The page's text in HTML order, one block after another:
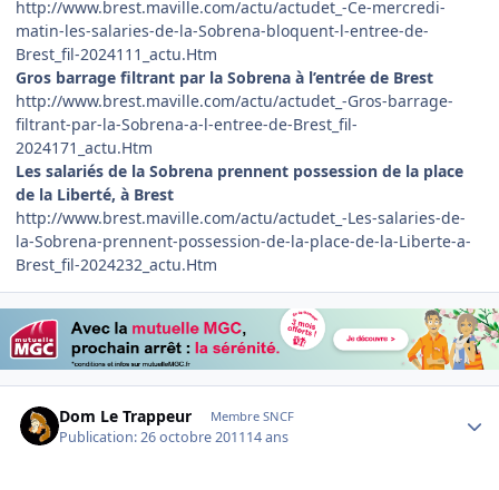
http://www.brest.maville.com/actu/actudet_-Ce-mercredi-
matin-les-salaries-de-la-Sobrena-bloquent-l-entree-de-
Brest_fil-2024111_actu.Htm
Gros barrage filtrant par la Sobrena à l’entrée de Brest
http://www.brest.maville.com/actu/actudet_-Gros-barrage-
filtrant-par-la-Sobrena-a-l-entree-de-Brest_fil-
2024171_actu.Htm
Les salariés de la Sobrena prennent possession de la place
de la Liberté, à Brest
http://www.brest.maville.com/actu/actudet_-Les-salaries-de-
la-Sobrena-prennent-possession-de-la-place-de-la-Liberte-a-
Brest_fil-2024232_actu.Htm
Dom Le Trappeur Membre SNCF
Publication:26 octobre 201114 ans